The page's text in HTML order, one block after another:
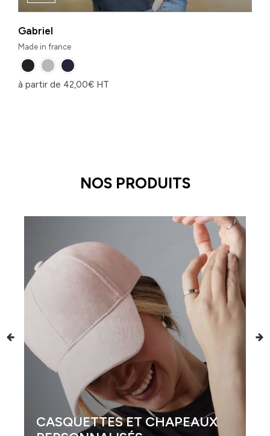
Gabriel
Made in france
à partir de 42,00€ HT
NOS PRODUITS
CASQUETTES ET CHAPEAUX